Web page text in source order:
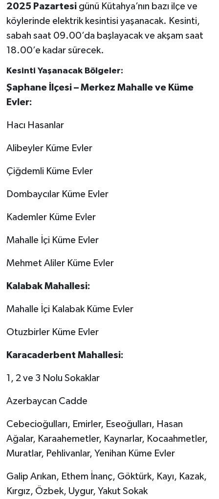
2025 Pazartesigünü Kütahya’nın bazı ilçe ve
köylerinde elektrik kesintisi yaşanacak. Kesinti,
sabah saat 09.00’da başlayacak ve akşam saat
18.00’e kadar sürecek.
Kesinti Yaşanacak Bölgeler:
Şaphane İlçesi – Merkez Mahalle ve Küme
Evler:
Hacı Hasanlar
Alibeyler Küme Evler
Çiğdemli Küme Evler
Dombaycılar Küme Evler
Kademler Küme Evler
Mahalle İçi Küme Evler
Mehmet Aliler Küme Evler
Kalabak Mahallesi:
Mahalle İçi Kalabak Küme Evler
Otuzbirler Küme Evler
Karacaderbent Mahallesi:
1, 2 ve 3 Nolu Sokaklar
Azerbaycan Cadde
Cebecioğulları, Emirler, Eseoğulları, Hasan
Ağalar, Karaahemetler, Kaynarlar, Kocaahmetler,
Muratlar, Pehlivanlar, Yenihan Küme Evler
Galip Arıkan, Ethem İnanç, Göktürk, Kayı, Kazak,
Kırgız, Özbek, Uygur, Yakut Sokak